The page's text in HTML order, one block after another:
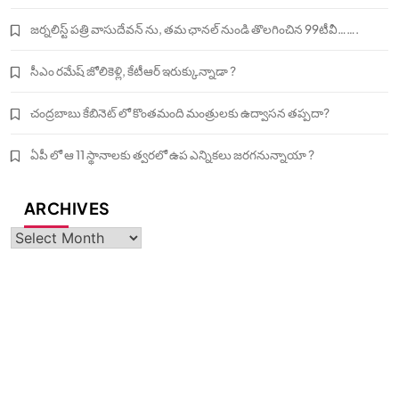
జర్నలిస్ట్ పత్రి వాసుదేవన్ ను, తమ ఛానల్ నుండి తొలగించిన 99టీవీ…….
సీఎం రమేష్ జోలికెళ్లి, కేటీఆర్ ఇరుక్కున్నాడా ?
చంద్రబాబు కేబినెట్ లో కొంతమంది మంత్రులకు ఉద్వాసన తప్పదా?
ఏపీ లో ఆ 11 స్థానాలకు త్వరలో ఉప ఎన్నికలు జరగనున్నాయా ?
ARCHIVES
Archives